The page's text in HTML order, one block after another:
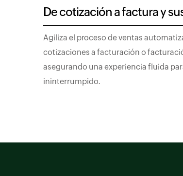
De cotización a factura y
Agiliza el proceso de ventas
cotizaciones a facturación o
asegurando una experiencia fluida
ininterrumpido.